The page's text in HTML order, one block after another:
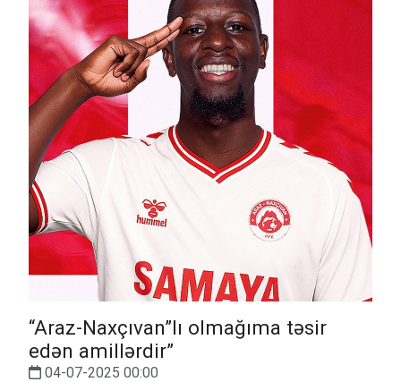
“Araz-Naxçıvan”lı olmağıma təsir
edən amillərdir”
04-07-2025 00:00